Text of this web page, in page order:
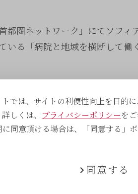
都圏ネットワーク」にてソフィ
いる「病院と地域を横断して
トでは、サイトの利便性向上を目的
しくは、 プライバシーポリシーを
に同意頂ける場合は、「同意する」
同意する